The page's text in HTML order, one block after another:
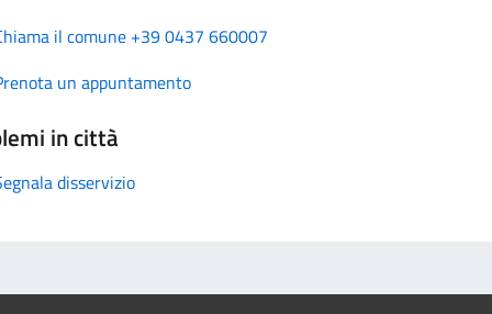
il comune +39 0437 660007
un appuntamento
in città
disservizio